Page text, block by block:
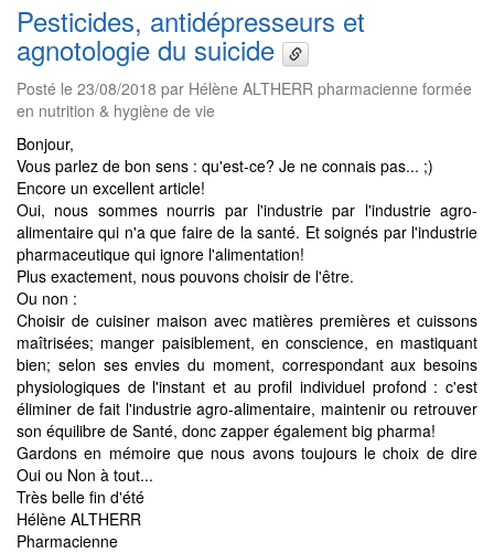
Pesticides, antidépresseurs et
agnotologie du suicide
Posté le 23/08/2018 par Hélène ALTHERR pharmacienne formée
en nutrition & hygiène de vie
Bonjour,
Vous parlez de bon sens : qu'est-ce? Je ne connais pas... ;)
Encore un excellent article!
Oui, nous sommes nourris par l'industrie par l'industrie agro-
alimentaire qui n'a que faire de la santé. Et soignés par l'industrie
pharmaceutique qui ignore l'alimentation!
Plus exactement, nous pouvons choisir de l'être.
Ou non :
Choisir de cuisiner maison avec matières premières et cuissons
maîtrisées; manger paisiblement, en conscience, en mastiquant
bien; selon ses envies du moment, correspondant aux besoins
physiologiques de l'instant et au profil individuel profond : c'est
éliminer de fait l'industrie agro-alimentaire, maintenir ou retrouver
son équilibre de Santé, donc zapper également big pharma!
Gardons en mémoire que nous avons toujours le choix de dire
Oui ou Non à tout...
Très belle fin d'été
Hélène ALTHERR
Pharmacienne